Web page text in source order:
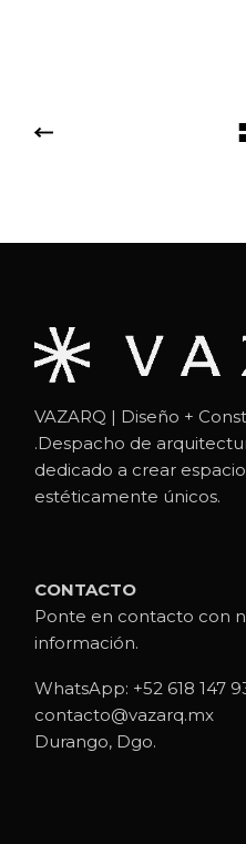
VAZARQ | Diseño +
.Despacho de
dedicado a crear
estéticamente únicos.
CONTACTO
Ponte en contacto con
información.
WhatsApp: +52 618 147
contacto@vazarq.mx
Durango, Dgo.